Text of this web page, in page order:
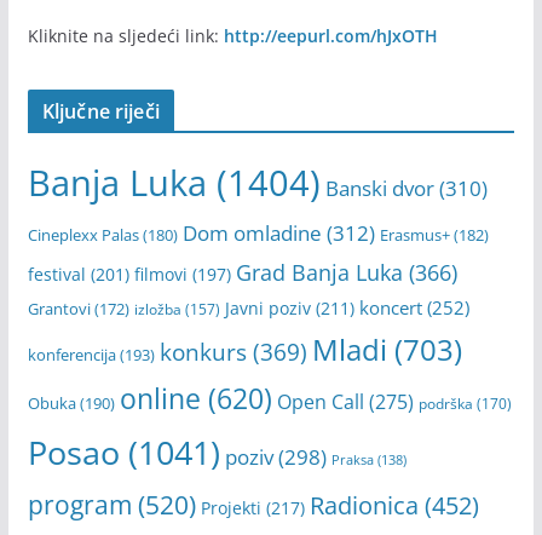
Kliknite na sljedeći link: http://eepurl.com/hJxOTH
Ključne riječi
Banja Luka (1404) Banski dvor(310)
Cineplexx Palas(180) Dom omladine (312) Erasmus+(182)
festival (201) filmovi (197) Grad Banja Luka (366)
Grantovi(172) izložba (157) Javni poziv(211) koncert(252)
konferencija(193) konkurs(369) Mladi (703)
Obuka(190) online (620) Open Call (275) podrška (170)
Posao (1041) poziv(298) Praksa(138)
program (520) Projekti (217) Radionica (452)